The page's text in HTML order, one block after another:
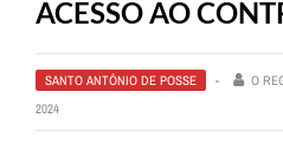
ACESSO AO
SANTO ANTÔNIO DE POSSE O
2024